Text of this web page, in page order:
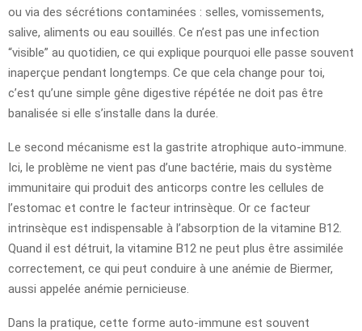
ou via des sécrétions contaminées : selles, vomissements,
salive, aliments ou eau souillés. Ce n’est pas une infection
“visible” au quotidien, ce qui explique pourquoi elle passe souvent
inaperçue pendant longtemps. Ce que cela change pour toi,
c’est qu’une simple gêne digestive répétée ne doit pas être
banalisée si elle s’installe dans la durée.
Le second mécanisme est la gastrite atrophique auto-immune.
Ici, le problème ne vient pas d’une bactérie, mais du système
immunitaire qui produit des anticorps contre les cellules de
l’estomac et contre le facteur intrinsèque. Or ce facteur
intrinsèque est indispensable à l’absorption de la vitamine B12.
Quand il est détruit, la vitamine B12 ne peut plus être assimilée
correctement, ce qui peut conduire à une anémie de Biermer,
aussi appelée anémie pernicieuse.
Dans la pratique, cette forme auto-immune est souvent